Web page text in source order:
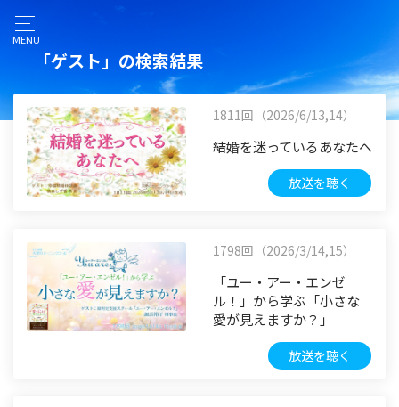
MENU
「ゲスト」の検索結果
1811回（2026/6/13,14）
結婚を迷っているあなたへ
放送を聴く
1798回（2026/3/14,15）
「ユー・アー・エンゼ
ル！」から学ぶ「小さな
愛が見えますか？」
放送を聴く